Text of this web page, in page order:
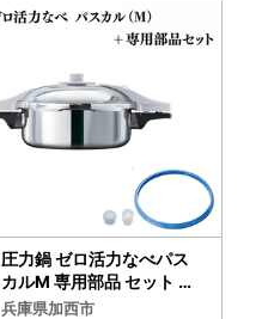
圧力鍋 ゼロ活力なべパス
カルM 専用部品 セット 圧
力鍋
兵庫県加西市